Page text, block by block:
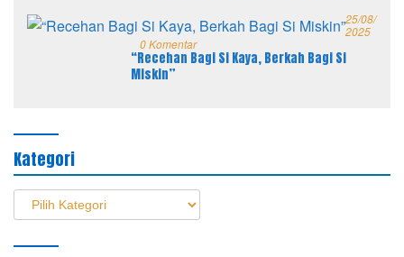
25/08/
2025
0 Komentar
“Recehan Bagi Si Kaya, Berkah Bagi Si
Miskin”
Kategori
Kategori